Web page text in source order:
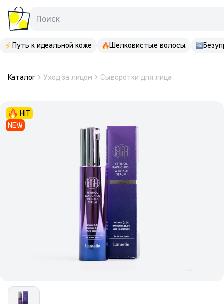
Поиск
Путь к идеальной коже Шелковистые волосы
Каталог Уход за лицом Сыворотки для лица
HIT
NEW